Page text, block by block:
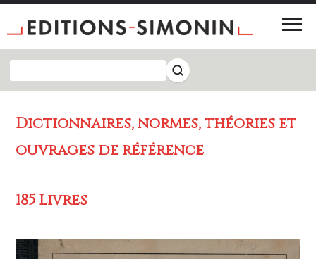
Dictionnaires, normes, théories et
ouvrages de référence
185 Livres